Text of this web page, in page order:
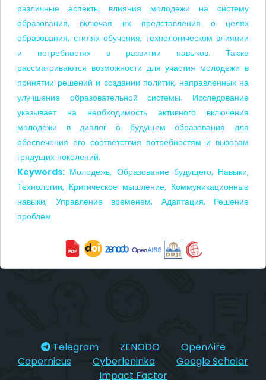
различные аспекты влияния молодежи на систему
образования, включая их представления о целях
образования, стилях обучения, технологическом влиянии
и потребностях в развитии навыков. Также
рассматриваются возможности для участия молодежи в
принятии решений и создании политик, направленных на
улучшение образовательной системы. Исследование
указывает на необходимость активного включения
молодежи в диалог о будущем образования для
обеспечения его соответствия потребностям и вызовам
грядущих поколений.
Keywords: Молодежь, Образование будущего, Навыки,
Технологии, Критическое мышление, Коммуникационные
навыки, Управление временем, Адаптация, Решение
проблем.
Telegram ZENODO
OpenAire
Copernicus
Cyberleninka
Google Scholar
Impact Factor